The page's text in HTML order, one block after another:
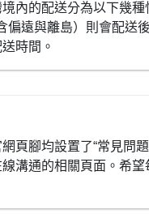
內的配送分為以下幾
遠與離島）則會配送
時間。
腳均設置了“常見問題
溝通的相關頁面。希